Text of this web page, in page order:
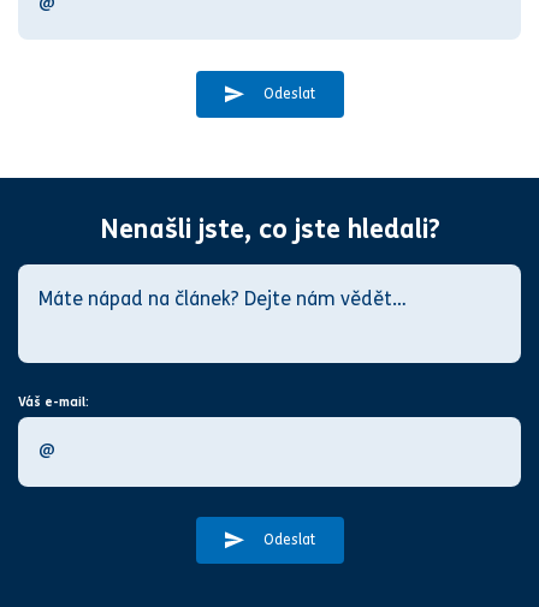
Odeslat
Nenašli jste, co jste hledali?
Váš e-mail:
Odeslat